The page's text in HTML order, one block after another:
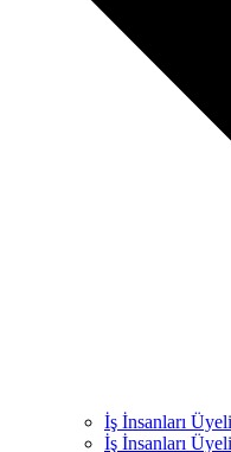
İş İnsanları
İş İnsanları